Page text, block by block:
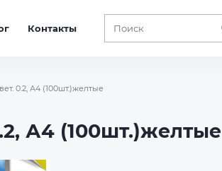
Контакты
0.2, А4 (100шт.)желтые
А4 (100шт.)желтые